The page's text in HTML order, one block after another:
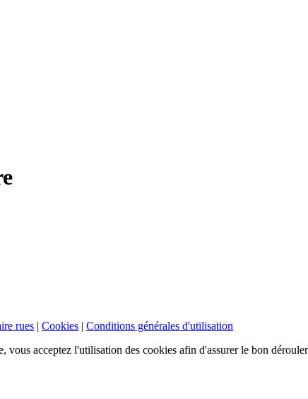
rues | Cookies | Conditions générales d'utilisation
vous acceptez l'utilisation des cookies afin d'assurer le bon